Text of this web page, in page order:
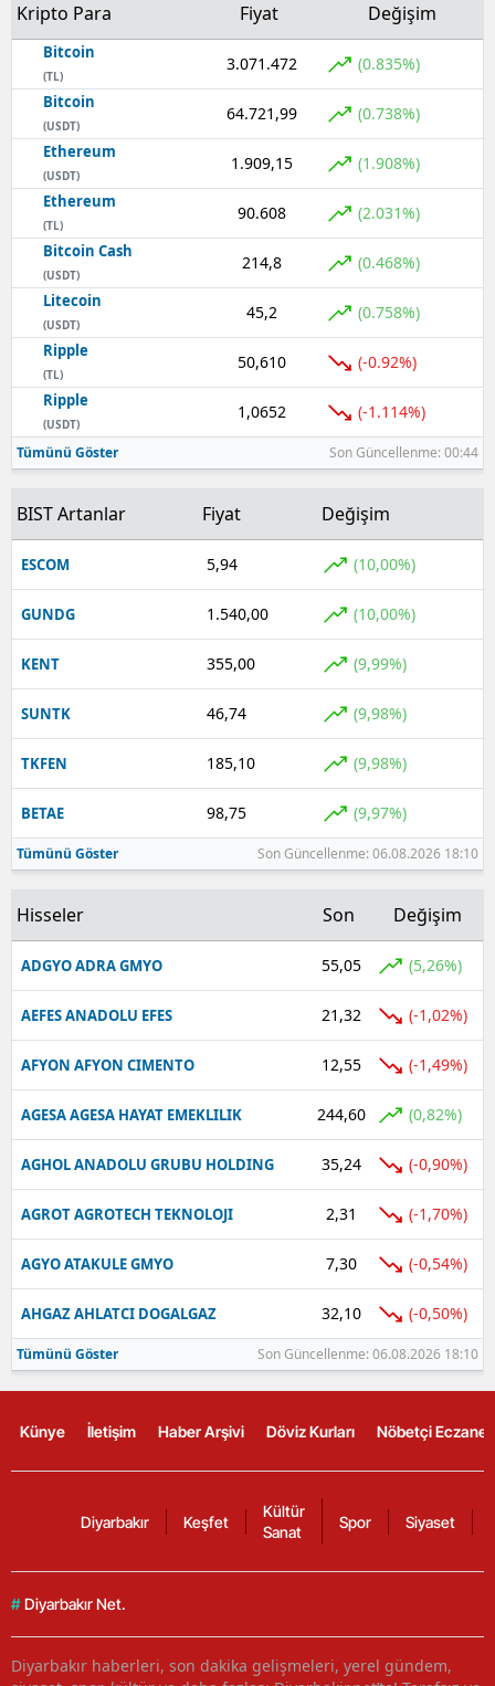
Kripto Para Fiyat Değişim
Bitcoin
(TL)
3.071.472 (0.835%)
Bitcoin
(USDT)
64.721,99 (0.738%)
Ethereum
(USDT)
1.909,15 (1.908%)
Ethereum
(TL)
90.608 (2.031%)
Bitcoin Cash
(USDT)
214,8 (0.468%)
Litecoin
(USDT)
45,2 (0.758%)
Ripple
(TL)
50,610 (-0.92%)
Ripple
(USDT)
1,0652 (-1.114%)
Tümünü Göster Son Güncellenme: 00:44
BIST Artanlar Fiyat Değişim
ESCOM 5,94 (10,00%)
GUNDG 1.540,00 (10,00%)
KENT 355,00 (9,99%)
SUNTK 46,74 (9,98%)
TKFEN 185,10 (9,98%)
BETAE 98,75 (9,97%)
Tümünü Göster Son Güncellenme: 06.08.2026 18:10
Hisseler Son Değişim
ADGYO ADRA GMYO 55,05 (5,26%)
AEFES ANADOLU EFES 21,32 (-1,02%)
AFYON AFYON CIMENTO 12,55 (-1,49%)
AGESA AGESA HAYAT EMEKLILIK 244,60 (0,82%)
AGHOL ANADOLU GRUBU HOLDING 35,24 (-0,90%)
AGROT AGROTECH TEKNOLOJI 2,31 (-1,70%)
AGYO ATAKULE GMYO 7,30 (-0,54%)
AHGAZ AHLATCI DOGALGAZ 32,10 (-0,50%)
Tümünü Göster Son Güncellenme: 06.08.2026 18:10
Künye İletişim Haber Arşivi Döviz Kurları Nöbetçi
Diyarbakır Keşfet
Kültür
Sanat
Spor Siyaset
# Diyarbakır Net.
Diyarbakır haberleri, son dakika gelişmeleri, yerel gündem,